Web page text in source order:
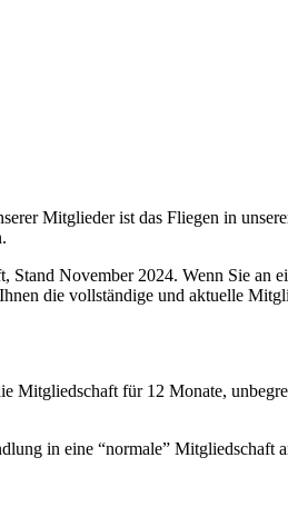
Mitglieder ist das Fliegen in
November 2024. Wenn Sie an
die vollständige und aktuelle
Mitgliedschaft für 12 Monate,
in eine “normale”